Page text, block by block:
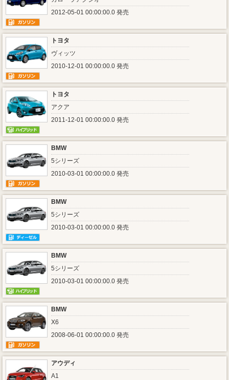
2012-05-01 00:00:00.0 発売
トヨタ
ヴィッツ
2010-12-01 00:00:00.0 発売
トヨタ
アクア
2011-12-01 00:00:00.0 発売
BMW
5シリーズ
2010-03-01 00:00:00.0 発売
BMW
5シリーズ
2010-03-01 00:00:00.0 発売
BMW
5シリーズ
2010-03-01 00:00:00.0 発売
BMW
X6
2008-06-01 00:00:00.0 発売
アウディ
A1